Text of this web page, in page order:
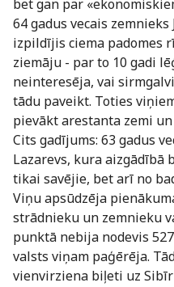
bet gan par
64 gadus vecais
izpildījis ciema padomes
ziemāju - par to 10 gadi
neinteresēja, vai
tādu paveikt. Toties
pievākt arestanta zemi
Cits gadījums: 63 gadus
Lazarevs, kura aizgādībā
tikai savējie, bet arī no
Viņu apsūdzēja
strādnieku un zemnieku
punktā nebija nodevis
valsts viņam paģērēja.
vienvirziena biļeti uz